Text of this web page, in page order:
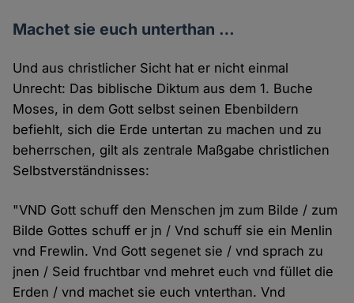
Machet sie euch unterthan …
Und aus christlicher Sicht hat er nicht einmal
Unrecht: Das biblische Diktum aus dem 1. Buche
Moses, in dem Gott selbst seinen Ebenbildern
befiehlt, sich die Erde untertan zu machen und zu
beherrschen, gilt als zentrale Maßgabe christlichen
Selbstverständnisses:
"VND Gott schuff den Menschen jm zum Bilde / zum
Bilde Gottes schuff er jn / Vnd schuff sie ein Menlin
vnd Frewlin. Vnd Gott segenet sie / vnd sprach zu
jnen / Seid fruchtbar vnd mehret euch vnd füllet die
Erden / vnd machet sie euch vnterthan. Vnd